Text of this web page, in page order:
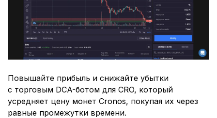
Повышайте прибыль и снижайте убытки
с торговым DCA-ботом для CRO, который
усредняет цену монет Cronos, покупая их через
равные промежутки времени.